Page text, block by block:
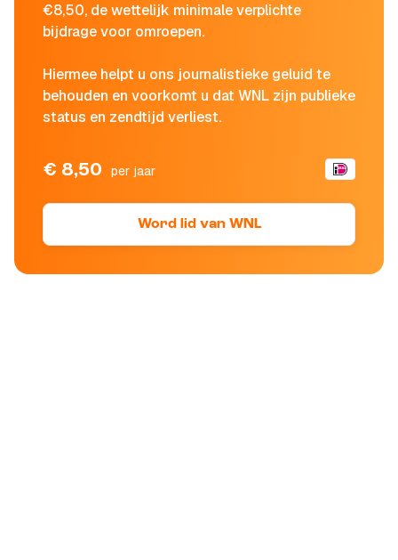
€8,50, de wettelijk minimale verplichte
bijdrage voor omroepen.
Hiermee helpt u ons journalistieke geluid te
behouden en voorkomt u dat WNL zijn publieke
status en zendtijd verliest.
€ 8,50 per jaar
Word lid van WNL